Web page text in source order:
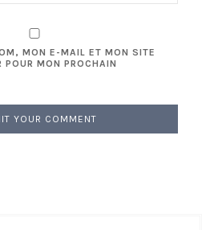
MON E-MAIL ET MON SITE
POUR MON PROCHAIN